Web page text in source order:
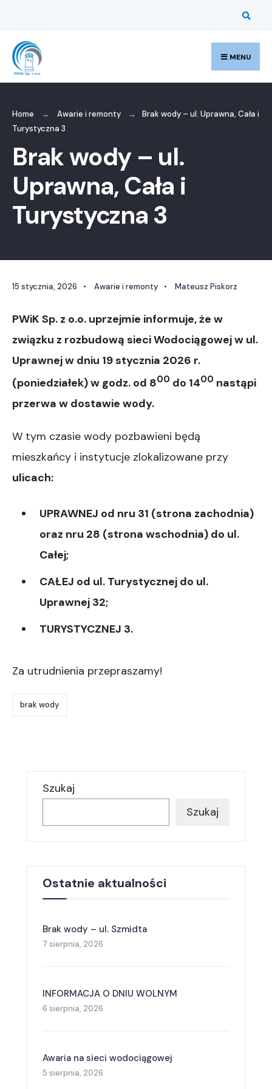
content
MENU
Home Awarie i remonty
Brak wody – ul. Uprawna, Cała i
Turystyczna 3
Brak wody – ul.
Uprawna, Cała i
Turystyczna 3
15 stycznia, 2026 • Awarie i remonty • Mateusz Piskorz
PWiK Sp. z o.o. uprzejmie informuje, że w
związku z rozbudową sieci Wodociągowejw ul.
Uprawnejw dniu 19stycznia 2026 r.
(poniedziałek)w godz. od 800 do 1400 nastąpi
przerwa w dostawie wody.
W tym czasie wody pozbawieni będą
mieszkańcy i instytucje zlokalizowane przy
ulicach:
UPRAWNEJ od nru 31 (strona zachodnia)
oraz nru 28 (strona wschodnia) do ul.
Całej;
CAŁEJ od ul. Turystycznej do ul.
Uprawnej 32;
TURYSTYCZNEJ 3.
Za utrudnienia przepraszamy!
brak wody
Szukaj
Szukaj
Ostatnie aktualności
Brak wody – ul. Szmidta
7 sierpnia, 2026
INFORMACJA O DNIU WOLNYM
6 sierpnia, 2026
Awaria na sieci wodociągowej
5 sierpnia, 2026